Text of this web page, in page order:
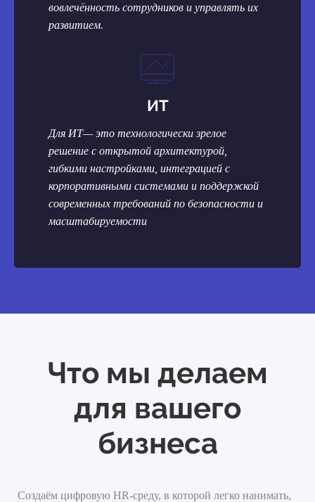
вовлечённость сотрудников и управлять их
развитием.
ИТ
Для ИТ— это технологически зрелое
решение с открытой архитектурой,
гибкими настройками, интеграцией с
корпоративными системами и поддержкой
современных требований по безопасности и
масштабируемости
Что мы делаем
для вашего
бизнеса
Создаём цифровую HR-среду, в которой легко нанимать,